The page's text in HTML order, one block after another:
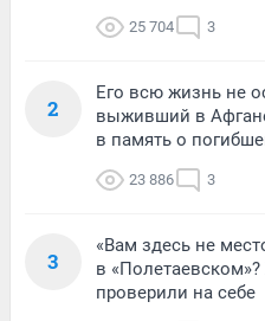
25 704 3
2
Его всю жизнь не
выживший в
в память о
23 886 3
3
«Вам здесь не
в
проверили на себе